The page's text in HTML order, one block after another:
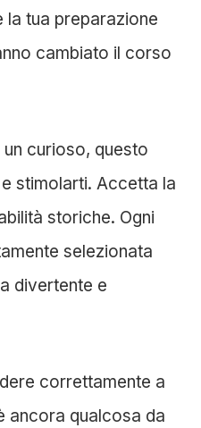
tua preparazione
cambiato il corso
curioso, questo
stimolarti. Accetta la
storiche. Ogni
selezionata
divertente e
correttamente a
ancora qualcosa da